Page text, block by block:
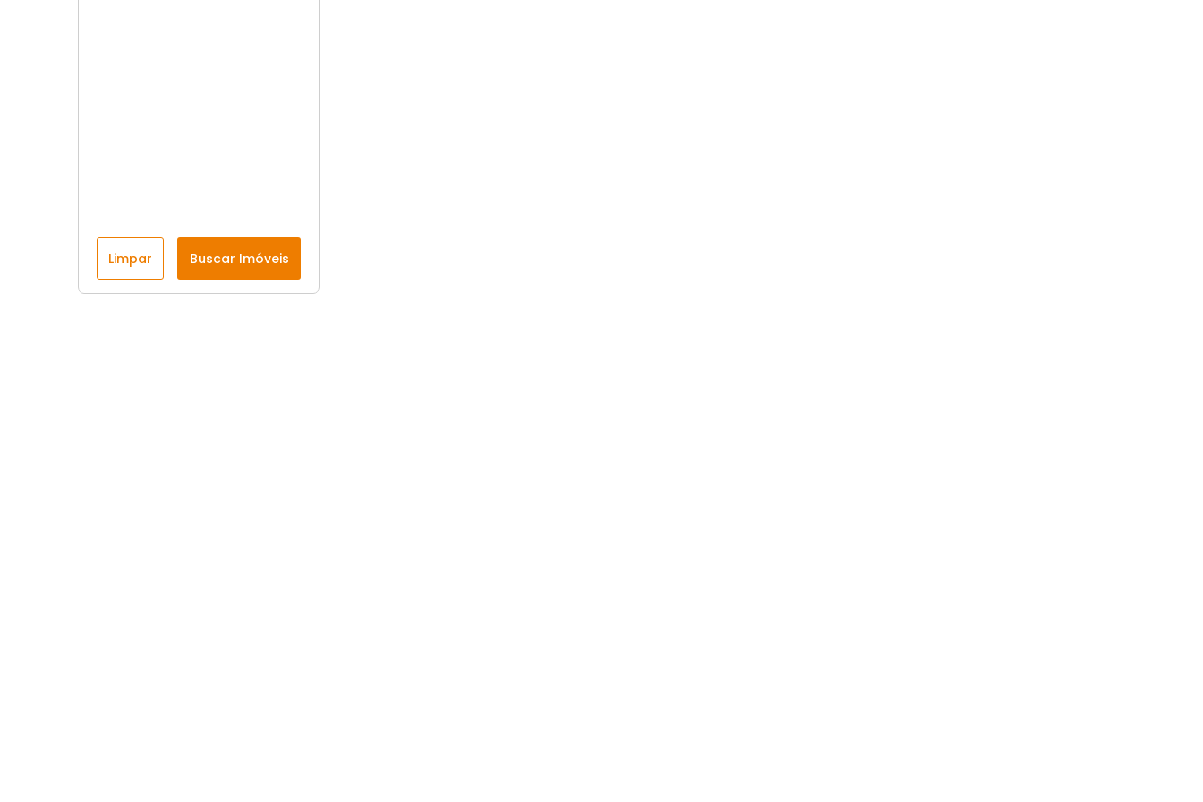
Limpar Buscar Imóveis